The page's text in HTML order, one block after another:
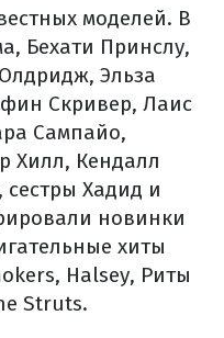
моделей. В
Бехати Принслу,
Эльза
Скривер, Лаис
Сампайо,
Хилл, Кендалл
Хадид и
новинки
хиты
Halsey, Риты
Struts.